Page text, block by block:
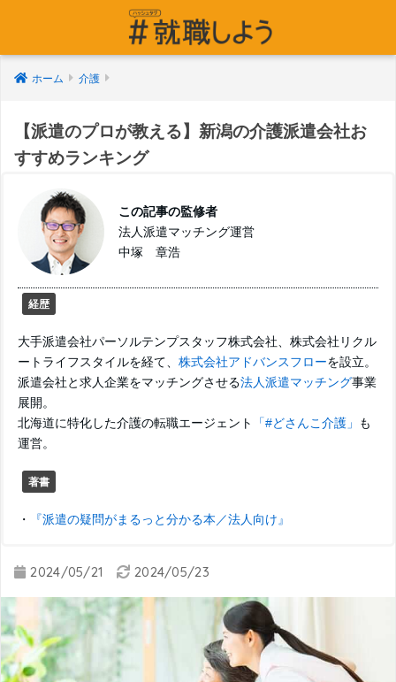
ホーム 介護
【派遣のプロが教える】新潟の介護派遣会社お
すすめランキング
この記事の監修者
法人派遣マッチング運営
中塚 章浩
経歴
大手派遣会社パーソルテンプスタッフ株式会社、株式会社リクル
ートライフスタイルを経て、 株式会社アドバンスフローを設立。
派遣会社と求人企業をマッチングさせる法人派遣マッチング事業
展開。
北海道に特化した介護の転職エージェント
「#どさんこ介護」
も
運営。
著書
・ 『派遣の疑問がまるっと分かる本／法人向け』
2024/05/21 2024/05/23